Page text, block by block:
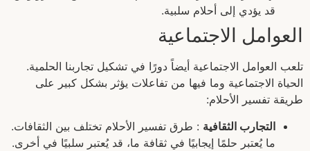
قد يؤدي إلى أحلام سلبية.
العوامل الاجتماعية
تلعب العوامل الاجتماعية أيضاً دورًا في تشكيل تجاربنا الحلمية.
الحياة الاجتماعية وما فيها من تفاعلات يؤثر بشكل كبير على
طريقة تفسير الأحلام:
التجارب الثقافية : طرق تفسير الأحلام تختلف بين الثقافات.
ما يُعتبر حلمًا إيجابيًا في ثقافة ما، قد يُعتبر سلبيًا في أخرى.